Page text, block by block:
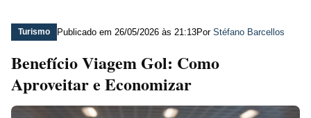
Turismo Publicado em 26/05/2026 às 21:13Por Stéfano Barcellos
Benefício Viagem Gol: Como
Aproveitar e Economizar